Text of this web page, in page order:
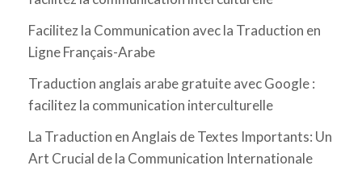
Facilitez la Communication avec la Traduction en
Ligne Français-Arabe
Traduction anglais arabe gratuite avec Google :
facilitez la communication interculturelle
La Traduction en Anglais de Textes Importants: Un
Art Crucial de la Communication Internationale